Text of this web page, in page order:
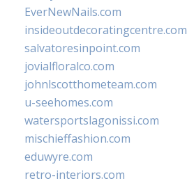
EverNewNails.com
insideoutdecoratingcentre.com
salvatoresinpoint.com
jovialfloralco.com
johnlscotthometeam.com
u-seehomes.com
watersportslagonissi.com
mischieffashion.com
eduwyre.com
retro-interiors.com